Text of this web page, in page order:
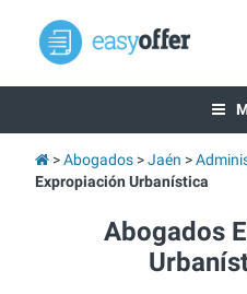
Abogados Jaén
Expropiación Urbanística
Abogados